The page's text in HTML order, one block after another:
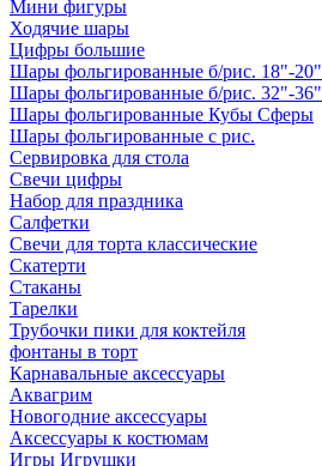
Мини фигуры
Ходячие шары
Цифры большие
Шары фольгированные б/рис. 18"-20"
Шары фольгированные б/рис. 32"-36"
Шары фольгированные Кубы Сферы
Шары фольгированные с рис.
Сервировка для стола
Свечи цифры
Набор для праздника
Салфетки
Свечи для торта классические
Скатерти
Стаканы
Тарелки
Трубочки пики для коктейля
фонтаны в торт
Карнавальные аксессуары
Аквагрим
Новогодние аксессуары
Аксессуары к костюмам
Игры Игрушки